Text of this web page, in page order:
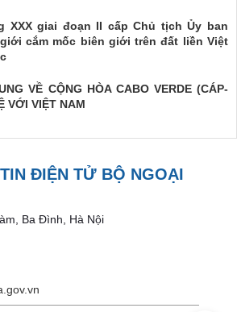
XXX giai đoạn II cấp Chủ tịch Ủy ban
cắm mốc biên giới trên đất liền Việt
VỀ CỘNG HÒA CABO VERDE (CÁP-
VỚI VIỆT NAM
ĐIỆN TỬ BỘ NGOẠI
Ba Đình, Hà Nội